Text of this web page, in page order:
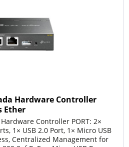
Hardware Controller
Ether
Controller PORT: 2×
1× USB 2.0 Port, 1× Micro USB
Centralized Management for